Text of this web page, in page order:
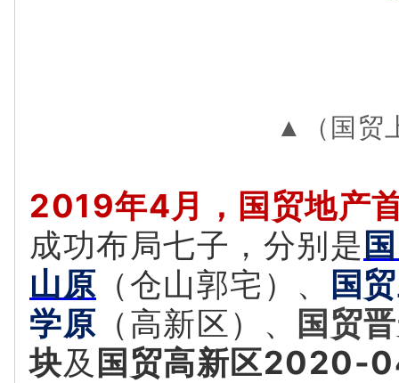
▲（国贸
2019年4月，国贸地产
成功布局七子，分别是
山原 （仓山郭宅）、
国
学原 （高新区）、
国贸
块及 国贸高新区2020-